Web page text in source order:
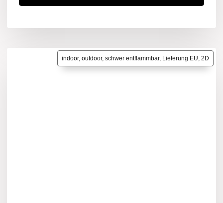
indoor, outdoor, schwer entflammbar, Lieferung EU, 2D